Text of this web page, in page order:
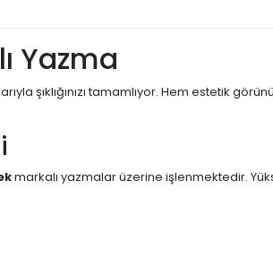
Yazma
şıklığınızı tamamlıyor. Hem estetik
markalı yazmalar üzerine işlenmektedir.